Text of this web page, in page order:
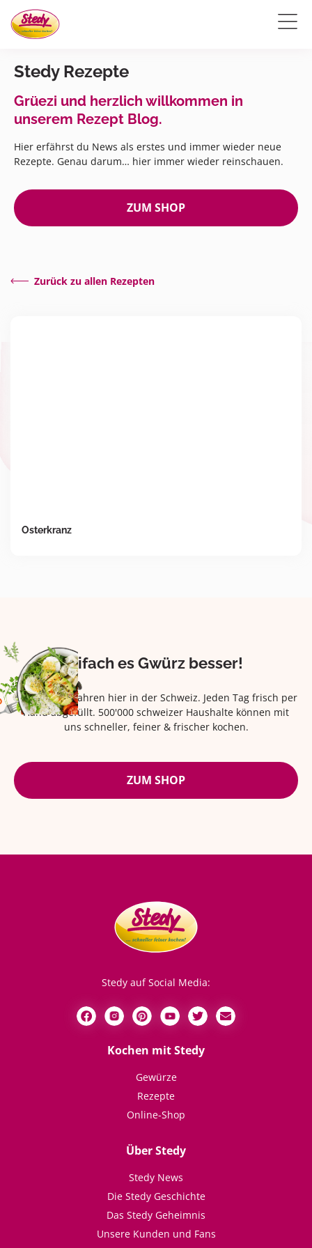
Stedy Rezepte
Grüezi und herzlich willkommen in
unserem Rezept Blog.
Hier erfährst du News als erstes und immer wieder neue
Rezepte. Genau darum… hier immer wieder reinschauen.
ZUM SHOP
Zurück zu allen Rezepten
Osterkranz
Eifach es Gwürz besser!
Seit über 42 Jahren hier in der Schweiz. Jeden Tag frisch per
Hand abgefüllt. 500'000 schweizer Haushalte können mit
uns schneller, feiner & frischer kochen.
ZUM SHOP
Stedy auf Social Media:
Kochen mit Stedy
Gewürze
Rezepte
Online-Shop
Über Stedy
Stedy News
Die Stedy Geschichte
Das Stedy Geheimnis
Unsere Kunden und Fans